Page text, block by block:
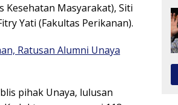
Kesehatan Masyarakat), Siti
Yati (Fakultas Perikanan).
Ratusan Alumni Unaya
pihak Unaya, lulusan